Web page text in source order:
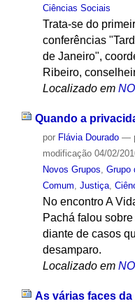
Ciências Sociais
Trata-se do
conferências
de Janeiro",
Ribeiro,
Localizado em
Quando a
por Flávia Dourado —
modificação04/02/
Novos Grupos Grupo
Comum Justiça,
No encontro A
Pachá falou
diante de casos
desamparo.
Localizado em
As várias faces